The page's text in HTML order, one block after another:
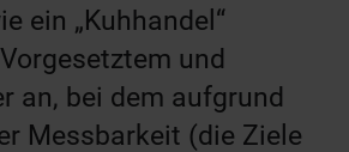
ein „Kuhhandel“
und
an, bei dem aufgrund
Messbarkeit (die Ziele